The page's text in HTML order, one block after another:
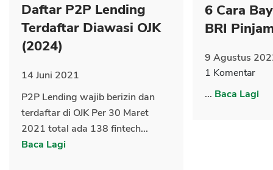
Daftar P2P Lending
Terdaftar Diawasi OJK
(2024)
14 Juni 2021
P2P Lending wajib berizin dan
terdaftar di OJK Per 30 Maret
2021 total ada 138 fintech...
Baca Lagi
6 Cara
BRI
9 Agustus
1 Komentar
... Baca Lagi